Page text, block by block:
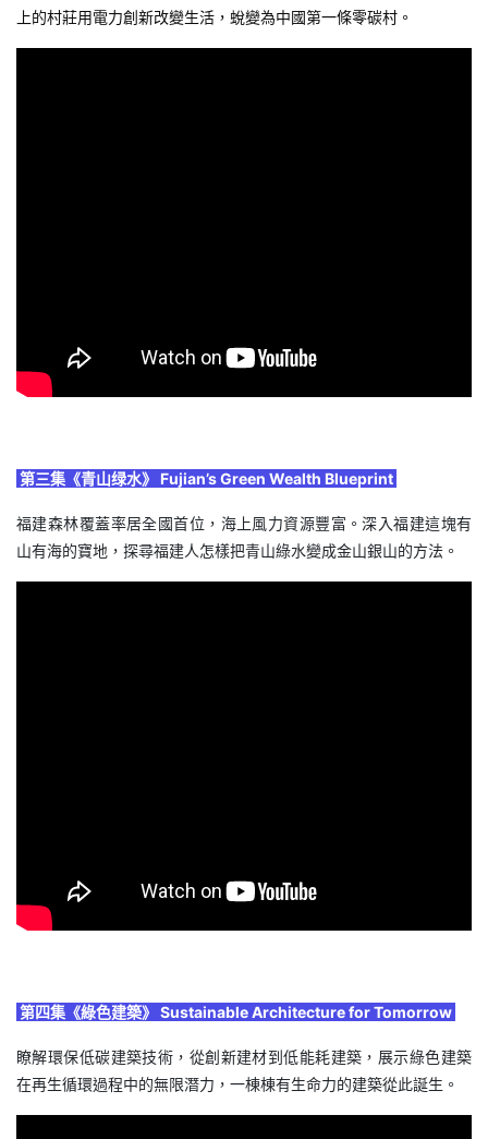
上的村莊用電力創新改變生活，蛻變為中國第一條零碳村。
第三集《青山绿水》 Fujian’s Green Wealth Blueprint
福建森林覆蓋率居全國首位，海上風力資源豐富。深入福建這塊有
山有海的寶地，探尋福建人怎樣把青山綠水變成金山銀山的方法。
第四集《綠色建築》 Sustainable Architecture for Tomorrow
瞭解環保低碳建築技術，從創新建材到低能耗建築，展示綠色建築
在再生循環過程中的無限潛力，一棟棟有生命力的建築從此誕生。